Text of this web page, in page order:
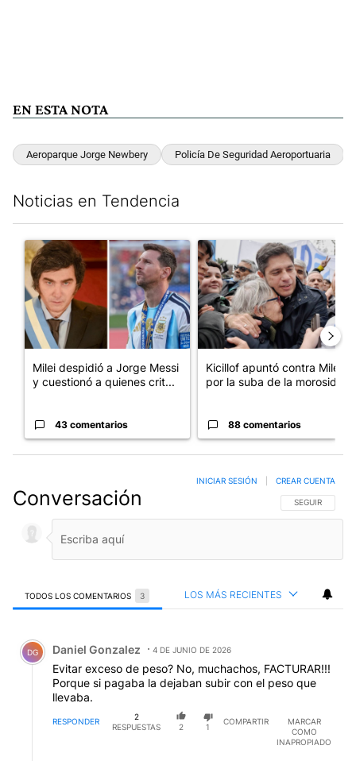
EN ESTA NOTA
Aeroparque Jorge Newbery Policía De Seguridad Aeroportuaria
Noticias en Tendencia
Un artículo de tendencia con el título "Milei despidió a Jorge
Milei despidió a Jorge Messi
y cuestionó a quienes crit...
43 comentarios
Un artículo de tendencia con
Kicillof apuntó contra Milei
por la suba de la morosida...
88 comentarios
Conversación SIGA ESTA
SEGUIR
INICIAR SESIÓN CREAR CUENTA
TODOS LOS COMENTARIOS 3 LOS MÁS RECIENTES
Comentario de Daniel Gonzalez.
DG Daniel Gonzalez 4 DE JUNIO DE 2026
Evitar exceso de peso? No, muchachos, FACTURAR!!!
Porque si pagaba la dejaban subir con el peso que
llevaba.
RESPONDER
2
RESPUESTAS
2 1
COMPARTIR
MARCAR
COMO
INAPROPIADO